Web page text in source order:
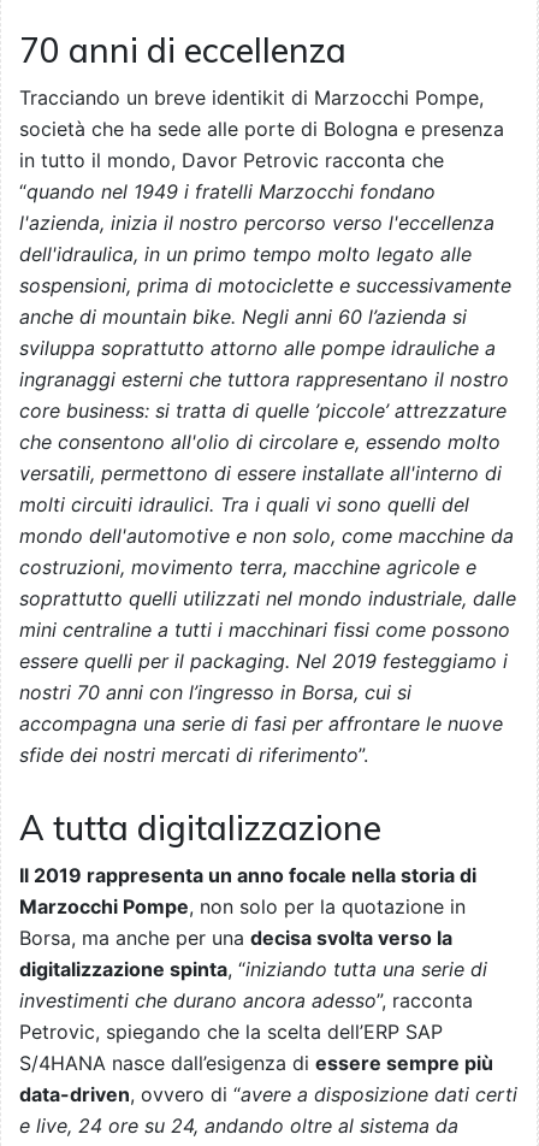
70 anni di eccellenza
Tracciando un breve identikit di Marzocchi Pompe,
società che ha sede alle porte di Bologna e presenza
in tutto il mondo, Davor Petrovic racconta che
“quando nel 1949 i fratelli Marzocchi fondano
l'azienda, inizia il nostro percorso verso l'eccellenza
dell'idraulica, in un primo tempo molto legato alle
sospensioni, prima di motociclette e successivamente
anche di mountain bike. Negli anni 60 l’azienda si
sviluppa soprattutto attorno alle pompe idrauliche a
ingranaggi esterni che tuttora rappresentano il nostro
core business: si tratta di quelle ’piccole’ attrezzature
che consentono all'olio di circolare e, essendo molto
versatili, permettono di essere installate all'interno di
molti circuiti idraulici. Tra i quali vi sono quelli del
mondo dell'automotive e non solo, come macchine da
costruzioni, movimento terra, macchine agricole e
soprattutto quelli utilizzati nel mondo industriale, dalle
mini centraline a tutti i macchinari fissi come possono
essere quelli per il packaging. Nel 2019 festeggiamo i
nostri 70 anni con l’ingresso in Borsa, cui si
accompagna una serie di fasi per affrontare le nuove
sfide dei nostri mercati di riferimento”.
A tutta digitalizzazione
Il 2019 rappresenta un anno focale nella storia di
Marzocchi Pompe, non solo per la quotazione in
Borsa, ma anche per una decisa svolta verso la
digitalizzazione spinta, “iniziando tutta una serie di
investimenti che durano ancora adesso”, racconta
Petrovic, spiegando che la scelta dell’ERP SAP
S/4HANA nasce dall’esigenza di essere sempre più
data-driven, ovvero di “avere a disposizione dati certi
e live, 24 ore su 24, andando oltre al sistema da